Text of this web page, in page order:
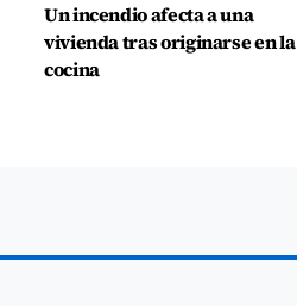
Un incendio afecta a una
vivienda tras originarse en la
cocina